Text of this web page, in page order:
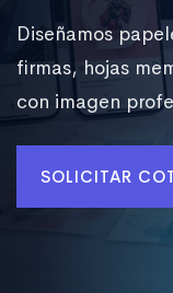
Diseñamos
firmas, hojas
con imagen
SOLICITAR